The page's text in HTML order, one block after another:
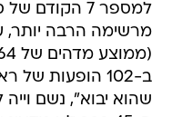
למספר 7
ב-102 הופעות
שהוא יבוא", נשם